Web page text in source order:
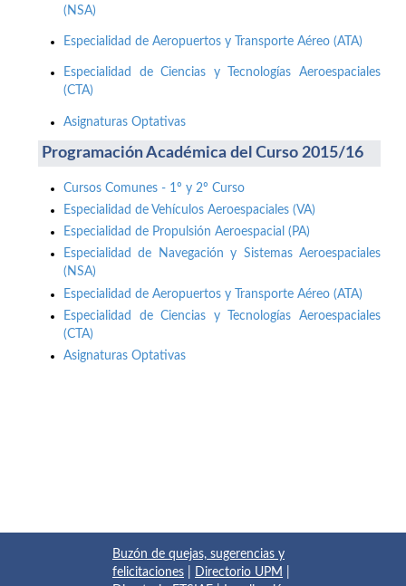
(NSA)
Especialidad de Aeropuertos y Transporte Aéreo (ATA)
Especialidad de Ciencias y Tecnologías Aeroespaciales
(CTA)
Asignaturas Optativas
Programación Académica del Curso 2015/16
Cursos Comunes - 1º y 2º Curso
Especialidad de Vehículos Aeroespaciales (VA)
Especialidad de Propulsión Aeroespacial (PA)
Especialidad de Navegación y Sistemas Aeroespaciales
(NSA)
Especialidad de Aeropuertos y Transporte Aéreo (ATA)
Especialidad de Ciencias y Tecnologías Aeroespaciales
(CTA)
Asignaturas Optativas
Buzón de quejas, sugerencias y
felicitaciones
Directorio UPM